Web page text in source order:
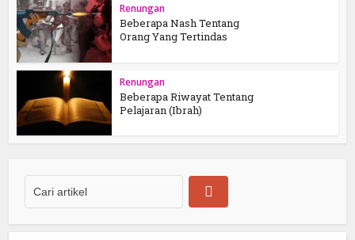
Renungan
Beberapa Nash Tentang
Orang Yang Tertindas
Renungan
Beberapa Riwayat Tentang
Pelajaran (Ibrah)